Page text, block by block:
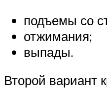
подъемы со
отжимания;
выпады.
Второй вариант